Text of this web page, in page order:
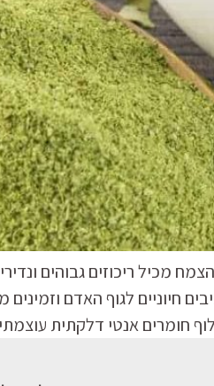
מכיל ריכוזים גבוהים
חיוניים לגוף האדם
חומרים אנטי דלקתית